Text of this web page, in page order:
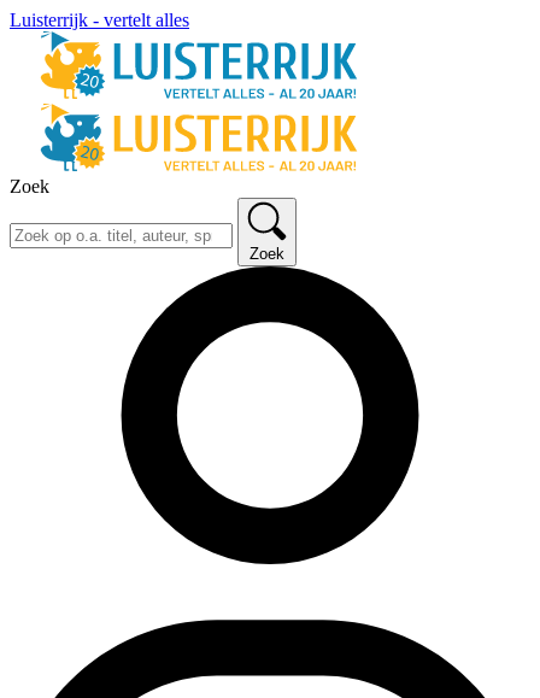
Luisterrijk - vertelt alles
Zoek
Zoek